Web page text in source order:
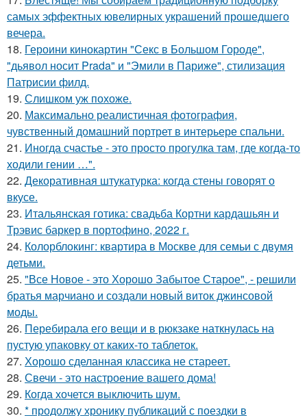
самых эффектных ювелирных украшений прошедшего
вечера.
18. Героини кинокартин "Секс в Большом Городе",
"дьявол носит Prada" и "Эмили в Париже", стилизация
Патрисии филд.
19. Слишком уж похоже.
20. Максимально реалистичная фотография,
чувственный домашний портрет в интерьере спальни.
21. Иногда счастье - это просто прогулка там, где когда-то
ходили гении …".
22. Декоративная штукатурка: когда стены говорят о
вкусе.
23. Итальянская готика: свадьба Кортни кардашьян и
Трэвис баркер в портофино, 2022 г.
24. Колорблокинг: квартира в Москве для семьи с двумя
детьми.
25. "Все Новое - это Хорошо Забытое Старое", - решили
братья марчиано и создали новый виток джинсовой
моды.
26. Перебирала его вещи и в рюкзаке наткнулась на
пустую упаковку от каких-то таблеток.
27. Хорошо сделанная классика не стареет.
28. Свечи - это настроение вашего дома!
29. Когда хочется выключить шум.
30. * продолжу хронику публикаций с поездки в